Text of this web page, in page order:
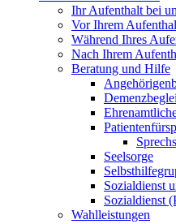
Ihr Aufenthalt bei
Vor Ihrem
Während Ihres
Nach Ihrem
Beratung und Hilfe
Seelsorge
Sozialdienst
Sozialdienst
Wahlleistungen